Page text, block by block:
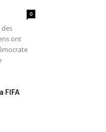
0
ont
FIFA